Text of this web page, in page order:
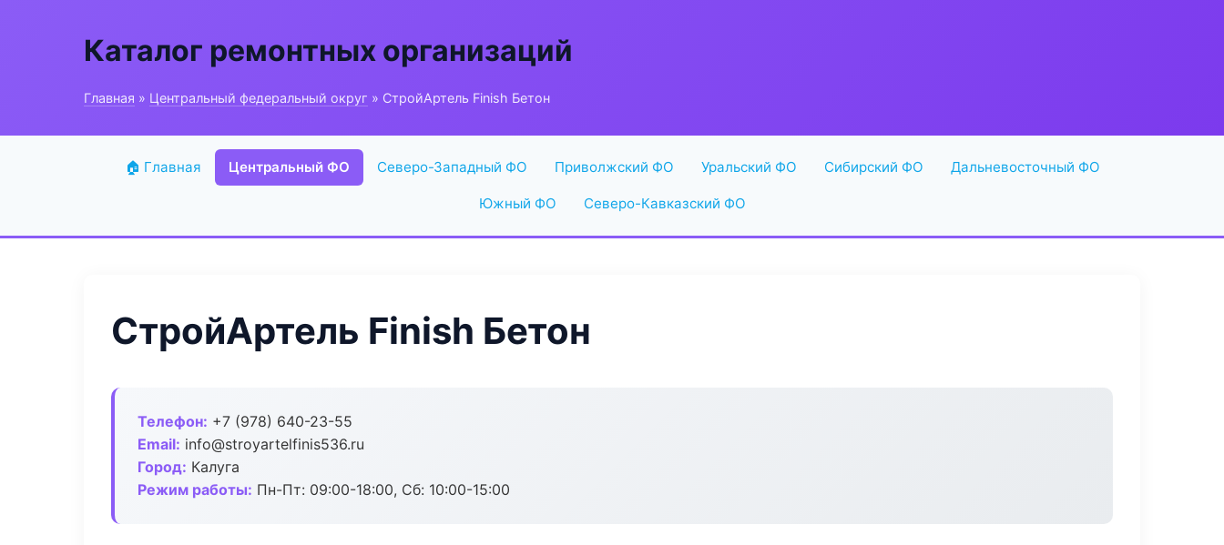
Каталог ремонтных организаций
Главная » Центральный федеральный округ » СтройАртель Finish Бетон
🏠 Главная Центральный ФО Северо-Западный ФО Приволжский ФО Уральский ФО Сибирский ФО Дальневосточный ФО
Южный ФО Северо-Кавказский ФО
СтройАртель Finish Бетон
Телефон: +7 (978) 640-23-55
Email: info@stroyartelfinis536.ru
Город: Калуга
Режим работы: Пн-Пт: 09:00-18:00, Сб: 10:00-15:00